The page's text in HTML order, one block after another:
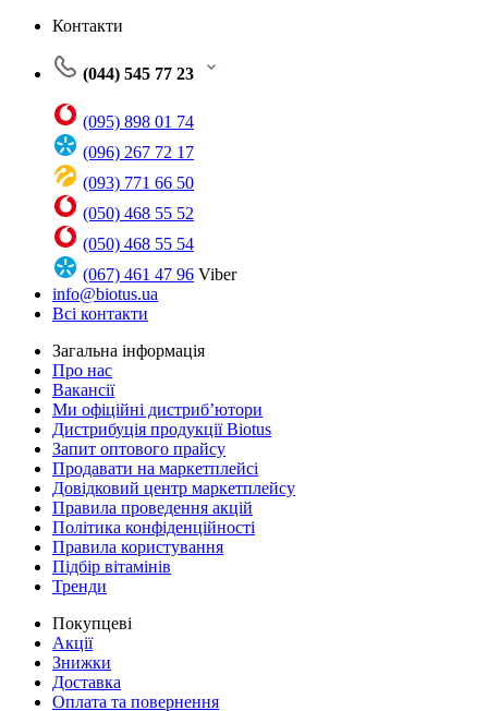
Контакти
(044) 545 77 23
(095) 898 01 74
(096) 267 72 17
(093) 771 66 50
(050) 468 55 52
(050) 468 55 54
(067) 461 47 96 Viber
info@biotus.ua
Всі контакти
Загальна інформація
Про нас
Вакансії
Ми офіційні дистриб’ютори
Дистрибуція продукції Biotus
Запит оптового прайсу
Продавати на маркетплейсі
Довідковий центр маркетплейсу
Правила проведення акцій
Політика конфіденційності
Правила користування
Підбір вітамінів
Тренди
Покупцеві
Акції
Знижки
Доставка
Оплата та повернення